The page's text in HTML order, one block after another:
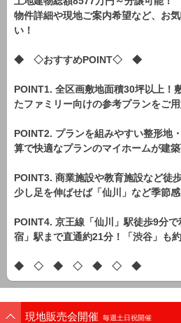
物件詳細や現地ご案内希望など、お
い！
◆ ◇おすすめPOINT◇ ◆
POINT1. 全区画敷地面積30坪以上！
たファミリー向けの参考プランをご用
POINT2. プランを組みやすい整形地
算で快適なプランのマイホームが建築
POINT3. 商業施設や教育施設など徒
少し足を伸ばせば「仙川」など季節
POINT4. 京王線「仙川」駅徒歩9分
宿」駅まで直通約21分！「渋谷」も
◆ ◇ ◆ ◇ ◆ ◇ ◆
現地販売会開催 毎週土日祝開催